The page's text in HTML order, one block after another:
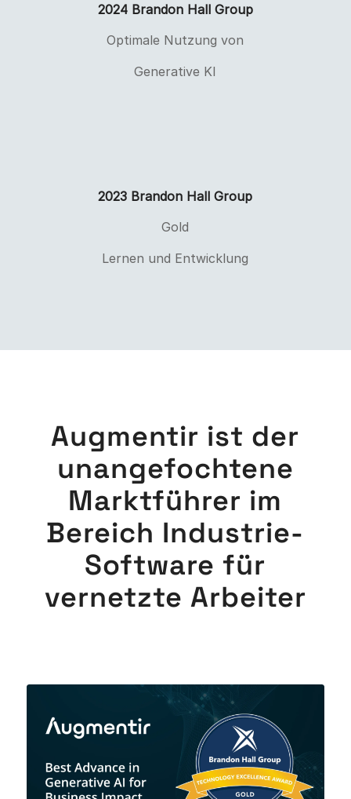
2024 Brandon Hall Group
Optimale Nutzung von
Generative KI
2023 Brandon Hall Group
Gold
Lernen und Entwicklung
Augmentir ist der
unangefochtene
Marktführer im
Bereich Industrie-
Software für
vernetzte Arbeiter